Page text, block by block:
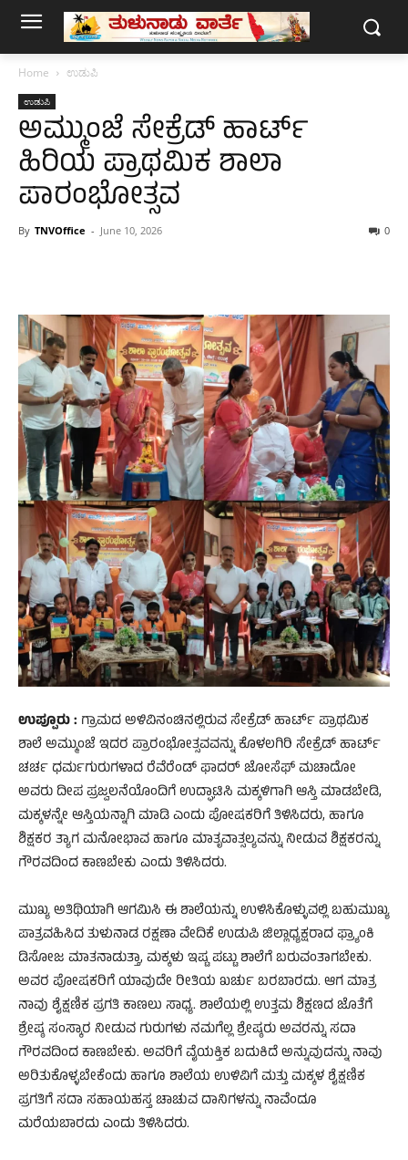
Home ಉಡುಪಿ
ಉಡುಪಿ
ಅಮ್ಮುಂಜೆ ಸೇಕ್ರೆಡ್ ಹಾರ್ಟ್
ಹಿರಿಯ ಪ್ರಾಥಮಿಕ ಶಾಲಾ
ಪಾರಂಭೋತ್ಸವ
By TNVOffice - June 10, 2026 0
ಉಪ್ಪೂರು : ಗ್ರಾಮದ ಅಳಿವಿನಂಚಿನಲ್ಲಿರುವ ಸೇಕ್ರೆಡ್ ಹಾರ್ಟ್ ಪ್ರಾಥಮಿಕ
ಶಾಲೆ ಅಮ್ಮುಂಜೆ ಇದರ ಪ್ರಾರಂಭೋತ್ಸವವನ್ನು ಕೊಳಲಗಿರಿ ಸೇಕ್ರೆಡ್ ಹಾರ್ಟ್
ಚರ್ಚ ಧರ್ಮಗುರುಗಳಾದ ರೆವೆರೆಂಡ್ ಫಾದರ್ ಜೋಸೆಫ್ ಮಚಾದೋ
ಅವರು ದೀಪ ಪ್ರಜ್ವಲನೆಯೊಂದಿಗೆ ಉದ್ಘಾಟಿಸಿ ಮಕ್ಕಳಿಗಾಗಿ ಆಸ್ತಿ ಮಾಡಬೇಡಿ,
ಮಕ್ಕಳನ್ನೇ ಆಸ್ತಿಯನ್ನಾಗಿ ಮಾಡಿ ಎಂದು ಪೋಷಕರಿಗೆ ತಿಳಿಸಿದರು, ಹಾಗೂ
ಶಿಕ್ಷಕರ ತ್ಯಾಗ ಮನೋಭಾವ ಹಾಗೂ ಮಾತೃವಾತ್ಸಲ್ಯವನ್ನು ನೀಡುವ ಶಿಕ್ಷಕರನ್ನು
ಗೌರವದಿಂದ ಕಾಣಬೇಕು ಎಂದು ತಿಳಿಸಿದರು.
ಮುಖ್ಯ ಅತಿಥಿಯಾಗಿ ಆಗಮಿಸಿ ಈ ಶಾಲೆಯನ್ನು ಉಳಿಸಿಕೊಳ್ಳುವಲ್ಲಿ ಬಹುಮುಖ್ಯ
ಪಾತ್ರವಹಿಸಿದ ತುಳುನಾಡ ರಕ್ಷಣಾ ವೇದಿಕೆ ಉಡುಪಿ ಜಿಲ್ಲಾಧ್ಯಕ್ಷರಾದ ಫ್ರ್ಯಾಂಕಿ
ಡಿಸೋಜ ಮಾತನಾಡುತ್ತಾ, ಮಕ್ಕಳು ಇಷ್ಟ ಪಟ್ಟು ಶಾಲೆಗೆ ಬರುವಂತಾಗಬೇಕು.
ಅವರ ಪೋಷಕರಿಗೆ ಯಾವುದೇ ರೀತಿಯ ಖರ್ಚು ಬರಬಾರದು. ಆಗ ಮಾತ್ರ
ನಾವು ಶೈಕ್ಷಣಿಕ ಪ್ರಗತಿ ಕಾಣಲು ಸಾಧ್ಯ. ಶಾಲೆಯಲ್ಲಿ ಉತ್ತಮ ಶಿಕ್ಷಣದ ಜೊತೆಗೆ
ಶ್ರೇಷ್ಠ ಸಂಸ್ಕಾರ ನೀಡುವ ಗುರುಗಳು ನಮಗೆಲ್ಲ ಶ್ರೇಷ್ಠರು ಅವರನ್ನು ಸದಾ
ಗೌರವದಿಂದ ಕಾಣಬೇಕು. ಅವರಿಗೆ ವೈಯಕ್ತಿಕ ಬದುಕಿದೆ ಅನ್ನುವುದನ್ನು ನಾವು
ಅರಿತುಕೊಳ್ಳಬೇಕೆಂದು ಹಾಗೂ ಶಾಲೆಯ ಉಳಿವಿಗೆ ಮತ್ತು ಮಕ್ಕಳ ಶೈಕ್ಷಣಿಕ
ಪ್ರಗತಿಗೆ ಸದಾ ಸಹಾಯಹಸ್ತ ಚಾಚುವ ದಾನಿಗಳನ್ನು ನಾವೆಂದೂ
ಮರೆಯಬಾರದು ಎಂದು ತಿಳಿಸಿದರು.